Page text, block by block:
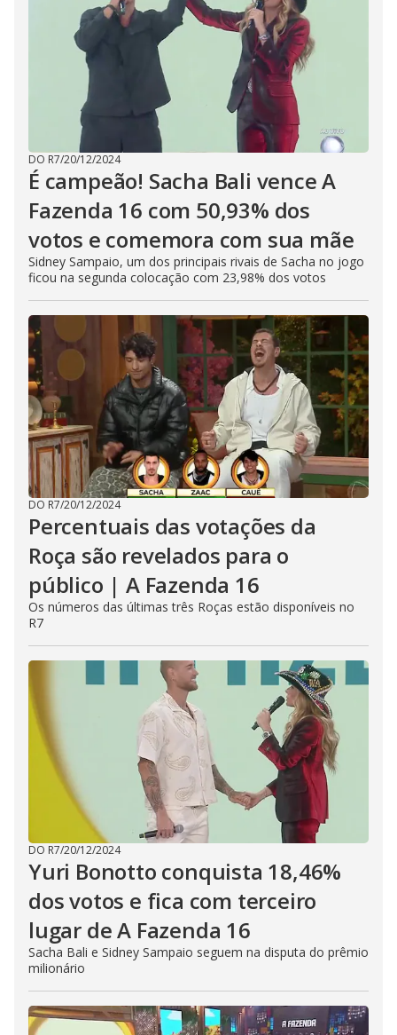
DO R7/20/12/2024
É campeão! Sacha Bali vence A
Fazenda 16 com 50,93% dos
votos e comemora com sua mãe
Sidney Sampaio, um dos principais rivais de Sacha no jogo
ficou na segunda colocação com 23,98% dos votos
DO R7/20/12/2024
Percentuais das votações da
Roça são revelados para o
público | A Fazenda 16
Os números das últimas três Roças estão disponíveis no
R7
DO R7/20/12/2024
Yuri Bonotto conquista 18,46%
dos votos e fica com terceiro
lugar de A Fazenda 16
Sacha Bali e Sidney Sampaio seguem na disputa do prêmio
milionário